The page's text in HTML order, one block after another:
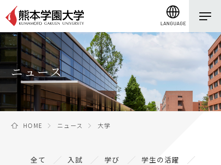
LANGUAGE
ニュース
HOME ニュース 大学
全て 入試 学び
学生の活躍